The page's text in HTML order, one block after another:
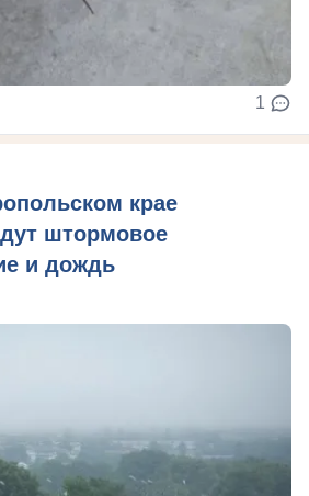
1
крае
штормовое
и дождь